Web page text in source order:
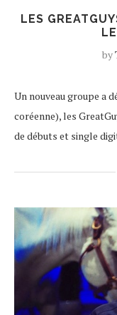
LES
by
Un nouveau groupe a
coréenne), les
de débuts et single